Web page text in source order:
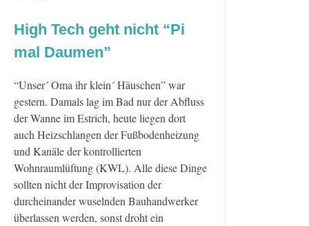
High Tech geht nicht “Pi
mal Daumen”
“Unser´ Oma ihr klein´ Häuschen” war
gestern. Damals lag im Bad nur der Abfluss
der Wanne im Estrich, heute liegen dort
auch Heizschlangen der Fußbodenheizung
und Kanäle der kontrollierten
Wohnraumlüftung (KWL). Alle diese Dinge
sollten nicht der Improvisation der
durcheinander wuselnden Bauhandwerker
überlassen werden, sonst droht ein